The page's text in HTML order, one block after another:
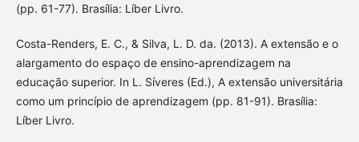
(pp. 61-77). Brasília: Líber Livro.
Costa-Renders, E. C., & Silva, L. D. da. (2013). A extensão e o
alargamento do espaço de ensino-aprendizagem na
educação superior. In L. Síveres (Ed.), A extensão universitária
como um princípio de aprendizagem (pp. 81-91). Brasília:
Líber Livro.